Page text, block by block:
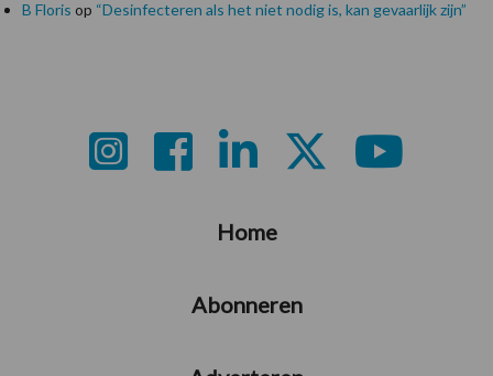
B Floris op “Desinfecteren als het niet nodig is, kan gevaarlijk zijn”
Home
Abonneren